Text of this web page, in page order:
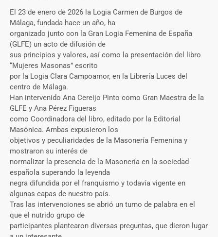
El 23 de enero de 2026 la Logia Carmen de Burgos de
Málaga, fundada hace un año, ha
organizado junto con la Gran Logia Femenina de España
(GLFE) un acto de difusión de
sus principios y valores, así como la presentación del libro
“Mujeres Masonas” escrito
por la Logia Clara Campoamor, en la Librería Luces del
centro de Málaga.
Han intervenido Ana Cereijo Pinto como Gran Maestra de la
GLFE y Ana Pérez Figueras
como Coordinadora del libro, editado por la Editorial
Masónica. Ambas expusieron los
objetivos y peculiaridades de la Masonería Femenina y
mostraron su interés de
normalizar la presencia de la Masonería en la sociedad
española superando la leyenda
negra difundida por el franquismo y todavía vigente en
algunas capas de nuestro país.
Tras las intervenciones se abrió un turno de palabra en el
que el nutrido grupo de
participantes plantearon diversas preguntas, que dieron lugar